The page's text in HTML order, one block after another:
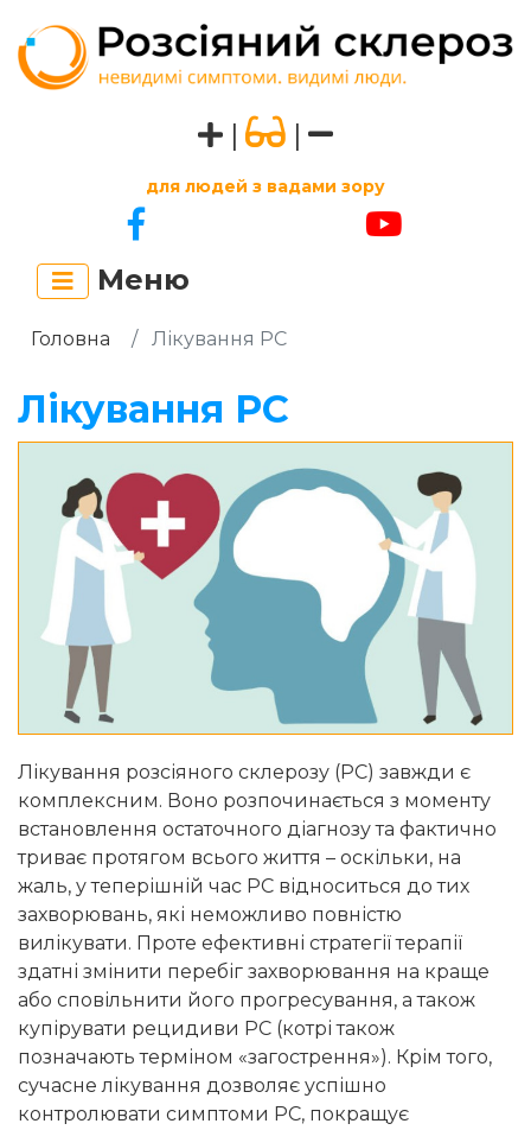
| |
для людей з вадами зору
Меню
Головна Лікування РС
Лікування РС
Лікування розсіяного склерозу (РС) завжди є
комплексним. Воно розпочинається з моменту
встановлення остаточного діагнозу та фактично
триває протягом всього життя – оскільки, на
жаль, у теперішній час РС відноситься до тих
захворювань, які неможливо повністю
вилікувати. Проте ефективні стратегії терапії
здатні змінити перебіг захворювання на краще
або сповільнити його прогресування, а також
купірувати рецидиви РС (котрі також
позначають терміном «загострення»). Крім того,
сучасне лікування дозволяє успішно
контролювати симптоми РС, покращує